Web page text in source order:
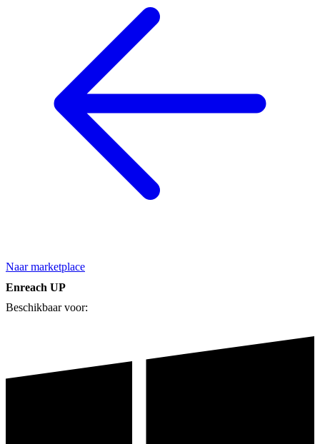
Naar marketplace
Enreach UP
Beschikbaar voor: